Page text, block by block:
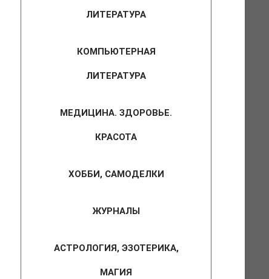
ЛИТЕРАТУРА
КОМПЬЮТЕРНАЯ
ЛИТЕРАТУРА
МЕДИЦИНА. ЗДОРОВЬЕ.
КРАСОТА
ХОББИ, САМОДЕЛКИ
ЖУРНАЛЫ
АСТРОЛОГИЯ, ЭЗОТЕРИКА,
МАГИЯ